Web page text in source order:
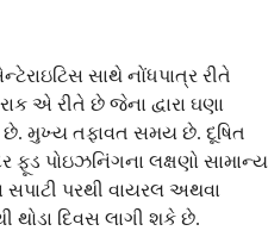
સાથે નોંધપાત્ર રીતે
એ રીતે છે જેના દ્વારા ઘણા
છે. મુખ્ય તફાવત સમય છે. દૂષિત
ફૂડ પોઇઝનિંગના લક્ષણો સામાન્ય
પરથી વાયરલ અથવા
થોડા દિવસ લાગી શકે છે.